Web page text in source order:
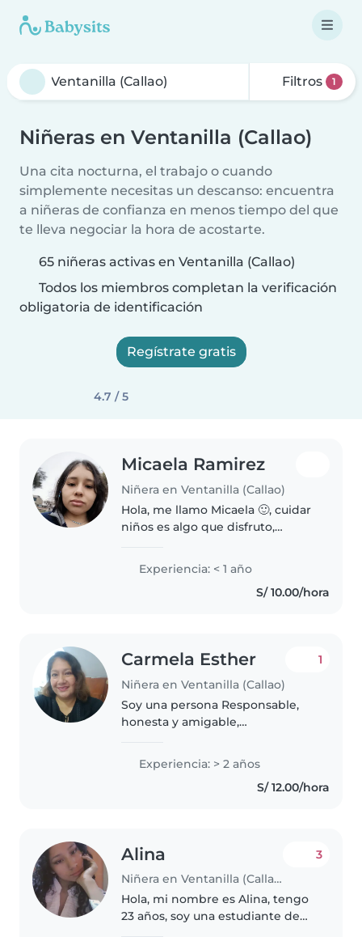
Filtros 1
Niñeras en Ventanilla (Callao)
Una cita nocturna, el trabajo o cuando
simplemente necesitas un descanso: encuentra
a niñeras de confianza en menos tiempo del que
te lleva negociar la hora de acostarte.
65 niñeras activas en Ventanilla (Callao)
Todos los miembros completan la verificación
obligatoria de identificación
Regístrate gratis
4.7 / 5
Micaela Ramirez
Niñera en Ventanilla (Callao)
Hola, me llamo Micaela 🙂, cuidar
niños es algo que disfruto,
y sentírse seguros, trato a cada
peque como si fuera parte de mi
familia , con paciencia,..
Experiencia: < 1 año
S/ 10.00/hora
Carmela Esther
Niñera en Ventanilla (Callao)
1
Soy una persona Responsable,
honesta y amigable,
enfermería Técnica en el
instituto"CIBERTEC" tengo cursos
Experiencia: > 2 años
S/ 12.00/hora
Alina
Niñera en Ventanilla (Callao)
3
Hola, mi nombre es Alina, tengo
23 años, soy una estudiante de